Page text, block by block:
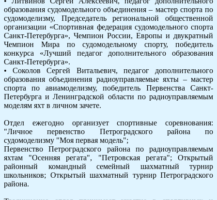
образования судомодельного объединения – мастер спорта по
судомоделизму, Председатель региональной общественной
организации «Спортивная федерация судомодельного спорта
Санкт-Петербурга», Чемпион России, Европы и двукратный
Чемпион Мира по судомодельному спорту, победитель
конкурса «Лучший педагог дополнительного образования
Санкт-Петербурга».
• Соколов Сергей Витальевич, педагог дополнительного
образования объединения радиоуправляемые яхты – мастер
спорта по авиамоделизму, победитель Первенства Санкт-
Петербурга и Ленинградской области по радиоуправляемым
моделям яхт в личном зачете.
Отдел ежегодно организует спортивные соревнования:
"Личное первенство Петроградского района по
судомоделизму "Моя первая модель";
Первенство Петроградского района по радиоуправляемым
яхтам "Осенняя регата", "Петровская регата"; Открытый
районный командный семейный шахматный турнир
школьников; Открытый шахматный турнир Петроградского
района.